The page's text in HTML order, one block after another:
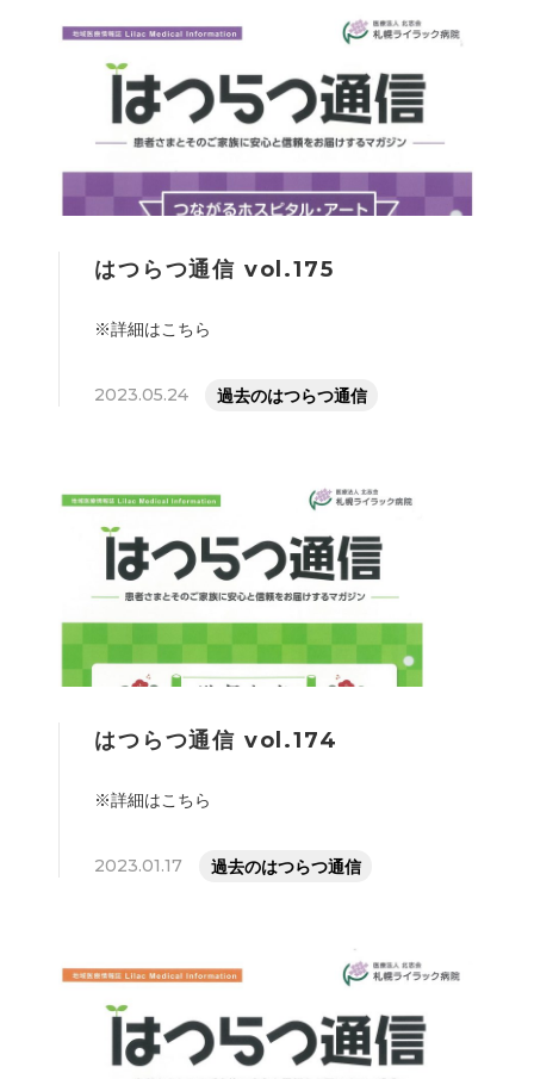
はつらつ通信 vol.175
※詳細はこちら
2023.05.24 過去のはつらつ通信
はつらつ通信 vol.174
※詳細はこちら
2023.01.17 過去のはつらつ通信